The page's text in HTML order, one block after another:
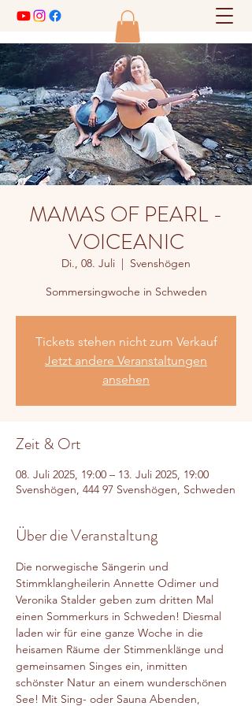
MAMAS OF PEARL -
VOICEANIC
Di., 08. Juli
  |
Svenshögen
Sommersingwoche in Schweden
Tickets stehen nicht zum Verkauf
Jetzt andere Veranstaltungen
ansehen
Zeit & Ort
08. Juli 2025, 19:00 – 13. Juli 2025, 19:00
Svenshögen, 444 97 Svenshögen, Schweden
Über die Veranstaltung
Die norwegische Sängerin und
Stimmklangheilerin Annette Odimer und
Veronika Stalder geben zum dritten Mal
einen Sommerkurs in Schweden! Diesmal
laden wir für eine ganze Woche in die
heisamen Räume der Stimmenklänge und
gemeinsamen Singes ein, inmitten
schönster Natur an einem wunderschönen
See! Mit Sing- oder Sauna Abenden,